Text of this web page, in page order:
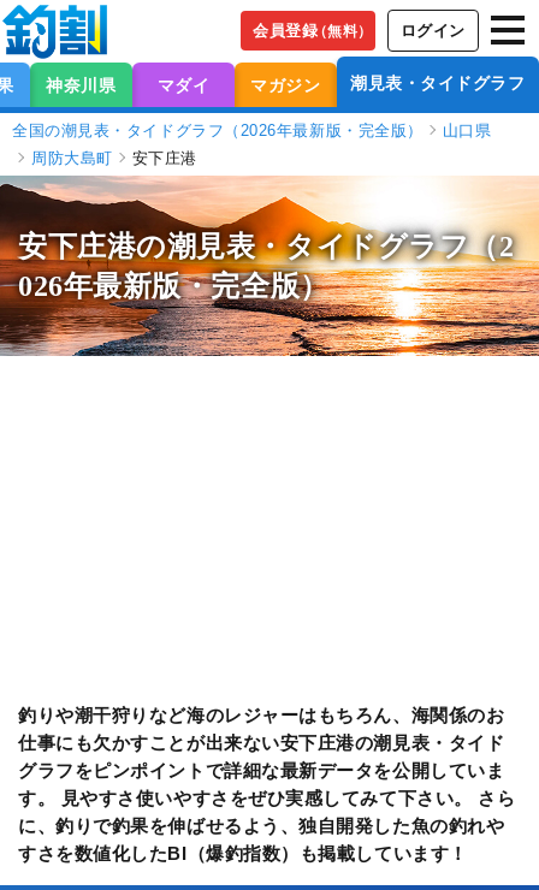
会員登録（無料） ログイン
神奈川県 マダイ マガジン 潮見表・タイドグラフ
全国の潮見表・タイドグラフ（2026年最新版・完全版）
山口県
周防大島町
安下庄港
安下庄港の潮見表・タイドグラフ（2
026年最新版・完全版）
釣りや潮干狩りなど海のレジャーはもちろん、海関係のお
仕事にも欠かすことが出来ない安下庄港の潮見表・タイド
グラフをピンポイントで詳細な最新データを公開していま
す。 見やすさ使いやすさをぜひ実感してみて下さい。 さら
に、釣りで釣果を伸ばせるよう、独自開発した魚の釣れや
すさを数値化したBI（爆釣指数）も掲載しています！